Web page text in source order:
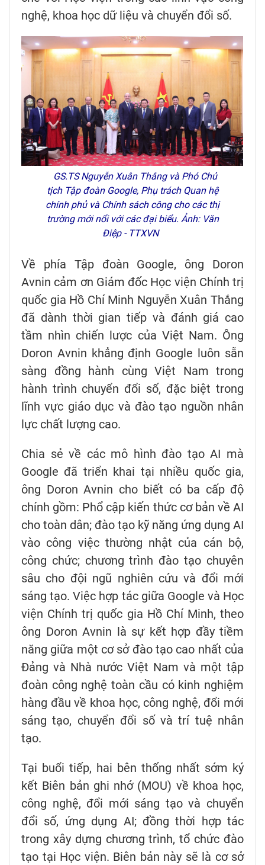
nghệ, khoa học dữ liệu và chuyển đổi số.
GS.TS Nguyễn Xuân Thắng và Phó Chủ
tịch Tập đoàn Google, Phụ trách Quan hệ
chính phủ và Chính sách công cho các thị
trường mới nổi với các đại biểu. Ảnh: Văn
Điệp - TTXVN
Về phía Tập đoàn Google, ông Doron
Avnin cảm ơn Giám đốc Học viện Chính trị
quốc gia Hồ Chí Minh Nguyễn Xuân Thắng
đã dành thời gian tiếp và đánh giá cao
tầm nhìn chiến lược của Việt Nam. Ông
Doron Avnin khẳng định Google luôn sẵn
sàng đồng hành cùng Việt Nam trong
hành trình chuyển đổi số, đặc biệt trong
lĩnh vực giáo dục và đào tạo nguồn nhân
lực chất lượng cao.
Chia sẻ về các mô hình đào tạo AI mà
Google đã triển khai tại nhiều quốc gia,
ông Doron Avnin cho biết có ba cấp độ
chính gồm: Phổ cập kiến thức cơ bản về AI
cho toàn dân; đào tạo kỹ năng ứng dụng AI
vào công việc thường nhật của cán bộ,
công chức; chương trình đào tạo chuyên
sâu cho đội ngũ nghiên cứu và đổi mới
sáng tạo. Việc hợp tác giữa Google và Học
viện Chính trị quốc gia Hồ Chí Minh, theo
ông Doron Avnin là sự kết hợp đầy tiềm
năng giữa một cơ sở đào tạo cao nhất của
Đảng và Nhà nước Việt Nam và một tập
đoàn công nghệ toàn cầu có kinh nghiệm
hàng đầu về khoa học, công nghệ, đổi mới
sáng tạo, chuyển đổi số và trí tuệ nhân
tạo.
Tại buổi tiếp, hai bên thống nhất sớm ký
kết Biên bản ghi nhớ (MOU) về khoa học,
công nghệ, đổi mới sáng tạo và chuyển
đổi số, ứng dụng AI; đồng thời hợp tác
trong xây dựng chương trình, tổ chức đào
tạo tại Học viện. Biên bản này sẽ là cơ sở